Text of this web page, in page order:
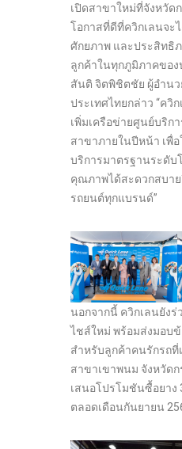
เปิดสาขาใหม่ที่จังหวัด
โอกาสที่ดีที่ควิกเลนจะ
ศักยภาพ และประสิทธิ
ลูกค้าในทุกภูมิภาคของ
สันติ จิตพิชิตชัย ผู้อำนว
ประเทศไทยกล่าว “ควิ
เพิ่มเครือข่ายศูนย์บริก
สาขาภายในปีหน้า เพื่อ
บริการมาตรฐานระดั
คุณภาพได้สะดวกสบาย
รถยนต์ทุกแบรนด์”
นอกจากนี้ ควิกเลนยัง
ไชส์ใหม่ พร้อมส่งมอบ
สำหรับลูกค้าคนรักรถที่
สาขาเขาพนม จังหวัด
เสนอโปรโมชันซื้อยาง
ตลอดเดือนกันยายน